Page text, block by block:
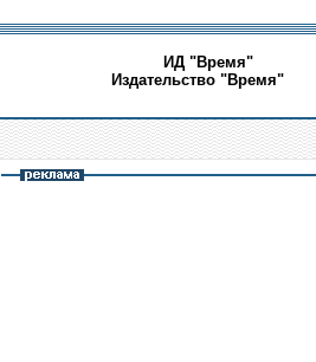
ИД "Время"
Издательство "Время"